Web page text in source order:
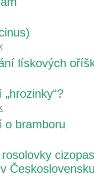
lískových
o bramboru